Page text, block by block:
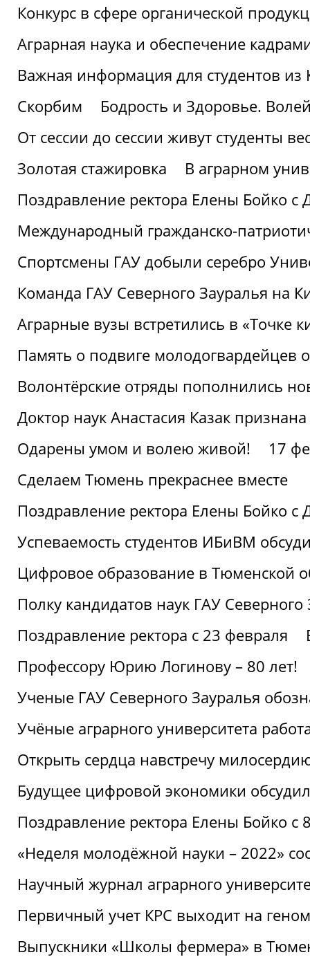
Конкурс в сфере органической
Аграрная наука и обеспечение
Важная информация для студентов из
Скорбим
Бодрость и Здоровье.
От сессии до сессии живут студенты
Золотая стажировка
В аграрном
Поздравление ректора Елены Бойко с
Международный гражданско-
Спортсмены ГАУ добыли серебро
Команда ГАУ Северного Зауралья на
Аграрные вузы встретились в «Точке
Память о подвиге молодогвардейцев
Волонтёрские отряды пополнились
Доктор наук Анастасия Казак
Одарены умом и волею живой!
17
Сделаем Тюмень прекраснее вместе
Поздравление ректора Елены Бойко с
Успеваемость студентов ИБиВМ
Цифровое образование в Тюменской
Полку кандидатов наук ГАУ
Поздравление ректора с 23 февраля
Профессору Юрию Логинову – 80 лет!
Ученые ГАУ Северного Зауралья
Учёные аграрного университета
Открыть сердца навстречу
Будущее цифровой экономики
Поздравление ректора Елены Бойко с
«Неделя молодёжной науки – 2022»
Научный журнал аграрного
Первичный учет КРС выходит на
Выпускники «Школы фермера» в